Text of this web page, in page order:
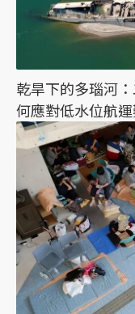
乾旱下的多瑙河
何應對低水位航運